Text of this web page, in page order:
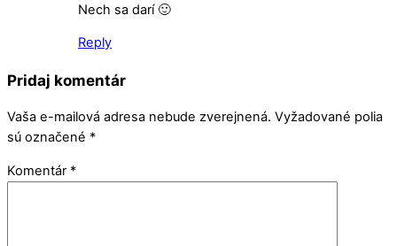
Nech sa darí 🙂
Reply
Pridaj komentár
Vaša e-mailová adresa nebude zverejnená. Vyžadované polia
sú označené *
Komentár *